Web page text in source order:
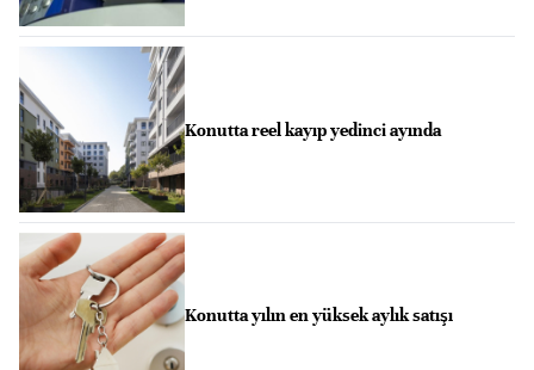
Konutta reel kayıp yedinci ayında
Konutta yılın en yüksek aylık satışı